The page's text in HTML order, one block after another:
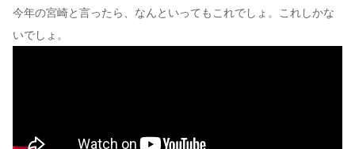
今年の宮崎と言ったら、なんといってもこれでしょ。これしかな
いでしょ。